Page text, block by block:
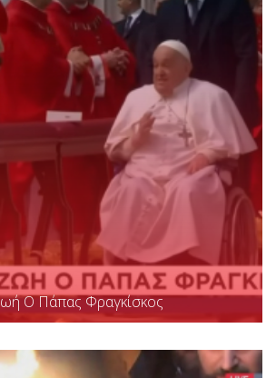
Ο Πάπας Φραγκίσκος